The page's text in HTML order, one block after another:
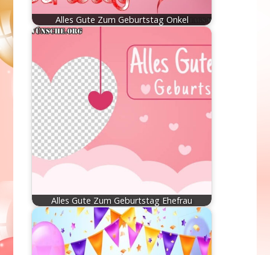
Alles Gute Zum Geburtstag Onkel
Alles Gute Zum Geburtstag Ehefrau